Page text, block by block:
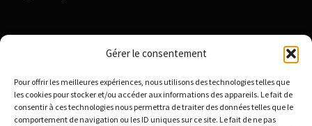
Gérer le consentement
Pour offrir les meilleures expériences, nous utilisons des technologies telles que
les cookies pour stocker et/ou accéder aux informations des appareils. Le fait de
consentir à ces technologies nous permettra de traiter des données telles que le
comportement de navigation ou les ID uniques sur ce site. Le fait de ne pas
Institut National de la Propriété Industrielle :
Infogreffe : https://www.infogreffe.fr